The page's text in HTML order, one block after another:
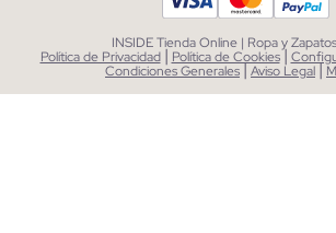
INSIDE Tienda Online | Ropa y
Política de Privacidad | Política de Cookies|
Condiciones Generales|Aviso Legal|